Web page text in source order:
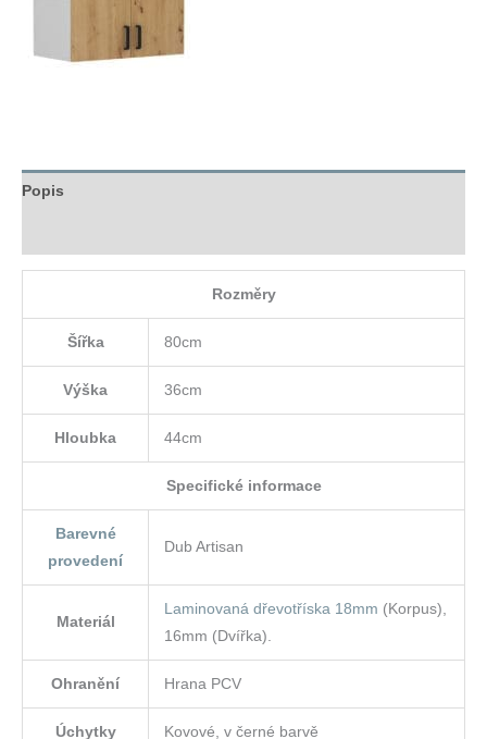
Popis
Rozměry
Šířka 80cm
Výška 36cm
Hloubka 44cm
Specifické informace
Barevné
provedení
Dub Artisan
Materiál
Laminovaná dřevotříska 18mm (Korpus),
16mm (Dvířka).
Ohranění Hrana PCV
Úchytky Kovové, v černé barvě